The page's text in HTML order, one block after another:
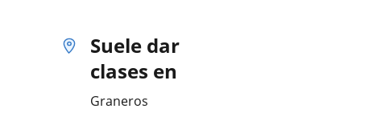
Suele dar
clases en
Graneros